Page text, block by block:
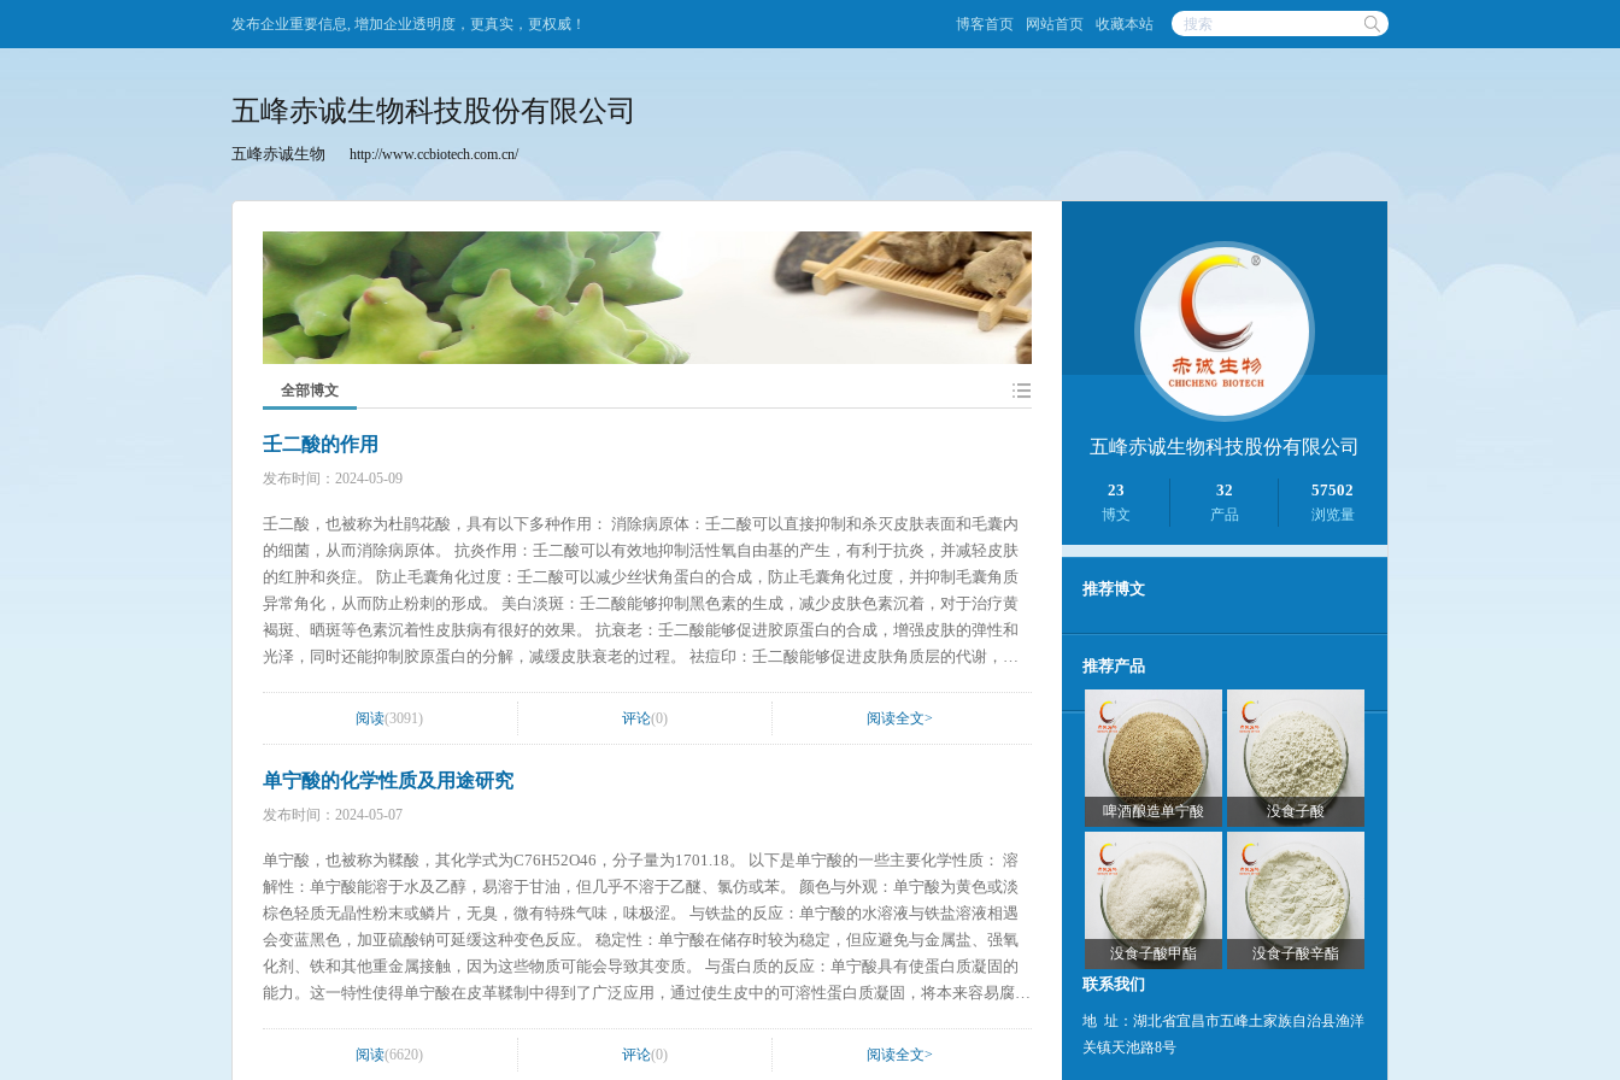
发布企业重要信息, 增加企业透明度，更真实，更权威！ 博客首页 网站首页 收藏本站
五峰赤诚生物科技股份有限公司
五峰赤诚生物 http://www.ccbiotech.com.cn/
全部博文
壬二酸的作用
发布时间：2024-05-09
壬二酸，也被称为杜鹃花酸，具有以下多种作用： 消除病原体：壬二酸可以直接抑制和杀灭皮肤表面和毛囊内
的细菌，从而消除病原体。 抗炎作用：壬二酸可以有效地抑制活性氧自由基的产生，有利于抗炎，并减轻皮肤
的红肿和炎症。 防止毛囊角化过度：壬二酸可以减少丝状角蛋白的合成，防止毛囊角化过度，并抑制毛囊角质
异常角化，从而防止粉刺的形成。 美白淡斑：壬二酸能够抑制黑色素的生成，减少皮肤色素沉着，对于治疗黄
褐斑、晒斑等色素沉着性皮肤病有很好的效果。 抗衰老：壬二酸能够促进胶原蛋白的合成，增强皮肤的弹性和
光泽，同时还能抑制胶原蛋白的分解，减缓皮肤衰老的过程。 祛痘印：壬二酸能够促进皮肤角质层的代谢，加
医嘱，按时按量使用，不得擅自增减药量，也不可私自停药。同时，壬二酸对皮肤、眼睛、粘膜和上呼吸道有刺
激作用，吸入或摄入对身体有害，对环境也可能造成污染34。如有任何疑问或不适，请立即咨询医生。
阅读(3091) 评论(0) 阅读全文>
单宁酸的化学性质及用途研究
发布时间：2024-05-07
单宁酸，也被称为鞣酸，其化学式为C76H52O46，分子量为1701.18。 以下是单宁酸的一些主要化学性质： 溶
解性：单宁酸能溶于水及乙醇，易溶于甘油，但几乎不溶于乙醚、氯仿或苯。 颜色与外观：单宁酸为黄色或淡
棕色轻质无晶性粉末或鳞片，无臭，微有特殊气味，味极涩。 与铁盐的反应：单宁酸的水溶液与铁盐溶液相遇
会变蓝黑色，加亚硫酸钠可延缓这种变色反应。 稳定性：单宁酸在储存时较为稳定，但应避免与金属盐、强氧
化剂、铁和其他重金属接触，因为这些物质可能会导致其变质。 与蛋白质的反应：单宁酸具有使蛋白质凝固的
能力。这一特性使得单宁酸在皮革鞣制中得到了广泛应用，通过使生皮中的可溶性蛋白质凝固，将本来容易腐烂
能会对人体健康产生不良影响。因此，在使用单宁酸或含有单宁酸的产品时，应遵循相关的安全指南和建议。
阅读(6620) 评论(0) 阅读全文>
五峰赤诚生物科技股份有限公司
23
博文
32
产品
57502
浏览量
推荐博文
推荐产品
啤酒酿造单宁酸 没食子酸
没食子酸甲酯 没食子酸辛酯
联系我们
地 址：湖北省宜昌市五峰土家族自治县渔洋
关镇天池路8号